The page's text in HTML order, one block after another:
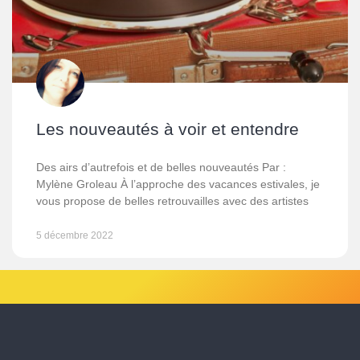
Les nouveautés à voir et entendre
Des airs d’autrefois et de belles nouveautés Par :
Mylène Groleau À l’approche des vacances estivales, je
vous propose de belles retrouvailles avec des artistes
5 décembre 2022